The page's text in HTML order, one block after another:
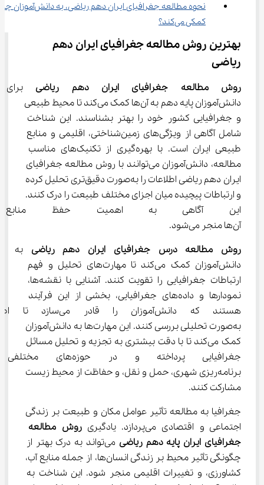
نحوه مطالعه جغرافیای ایران دهم ریاضی، به دانش‌آموزان چه
کمکی می‌کند؟
بهترین روش مطالعه جغرافیای ایران دهم
ریاضی
روش مطالعه جغرافیای ایران دهم ریاضی برای
دانش‌آموزان پایه دهم به آن‌ها کمک می‌کند تا محیط طبیعی
و جغرافیایی کشور خود را بهتر بشناسند. این شناخت
شامل آگاهی از ویژگی‌های زمین‌شناختی، اقلیمی و منابع
طبیعی ایران است. با بهره‌گیری از تکنیک‌های مناسب
مطالعه، دانش‌آموزان می‌توانند با روش مطالعه جغرافیای
ایران دهم ریاضی اطلاعات را به‌صورت دقیق‌تری تحلیل کرده
و ارتباطات پیچیده میان اجزای مختلف طبیعت را درک کنند.
این آگاهی به اهمیت حفظ
آن‌ها منجر می‌شود.
روش مطالعه درس جغرافیای ایران دهم ریاضی به
دانش‌آموزان کمک می‌کند تا مهارت‌های تحلیل و فهم
ارتباطات جغرافیایی را تقویت کنند. آشنایی با نقشه‌ها،
نمودارها و داده‌های جغرافیایی، بخشی از این فرآیند
هستند که دانش‌آموزان را
به‌صورت تحلیلی بررسی کنند. این مهارت‌ها به دانش‌آموزان
کمک می‌کند تا با دقت بیشتری به تجزیه و تحلیل مسائل
جغرافیایی پرداخته و در
برنامه‌ریزی شهری، حمل و نقل، و حفاظت از محیط زیست
مشارکت کنند.
جغرافیا به مطالعه تأثیر عوامل مکان و طبیعت بر زندگی
اجتماعی و اقتصادی می‌پردازد. یادگیری
روش مطالعه
جغرافیای ایران پایه دهم ریاضی
می‌تواند به درک بهتر از
چگونگی تأثیر محیط بر زندگی انسان‌ها، از جمله منابع آب،
کشاورزی، و تغییرات اقلیمی منجر شود. این شناخت به